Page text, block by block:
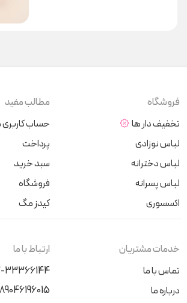
فروشگاه
تخفیف دار ها
لباس نوزادی
لباس دخترانه
لباس پسرانه
اکسسوری
مطالب مفید
حساب
پرداخت
سبد خرید
فروشگاه
کیدز مگ
خدمات مشتریان
تماس با ما
درباره ما
ارتباط با ما
33366144